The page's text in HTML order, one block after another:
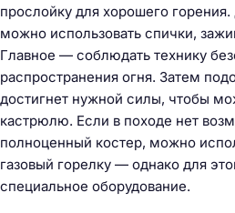
прослойку для хорошего
можно использовать спички,
Главное — соблюдать технику
распространения огня. Затем
достигнет нужной силы, чтобы
кастрюлю. Если в походе нет
полноценный костер, можно
газовый горелку — однако для
специальное оборудование.